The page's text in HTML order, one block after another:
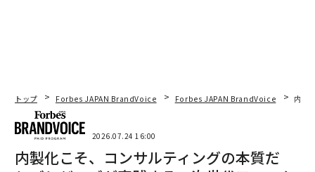
トップ Forbes JAPAN BrandVoice Forbes JAPAN BrandVoice 内製
2026.07.24 16:00
内製化こそ、コンサルティングの本質だ